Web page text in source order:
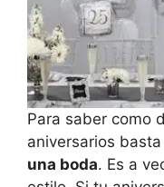
Para saber como
aniversarios
una boda. Es a